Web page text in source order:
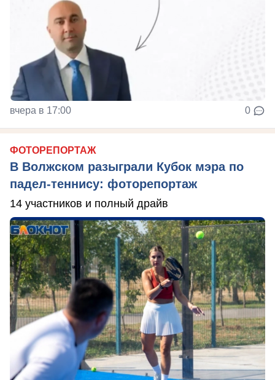
вчера в 17:00 0
ФОТОРЕПОРТАЖ
В Волжском разыграли Кубок мэра по
падел-теннису: фоторепортаж
14 участников и полный драйв